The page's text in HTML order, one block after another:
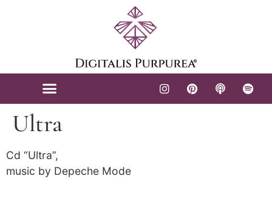
Ultra
Cd “Ultra”,
music by Depeche Mode